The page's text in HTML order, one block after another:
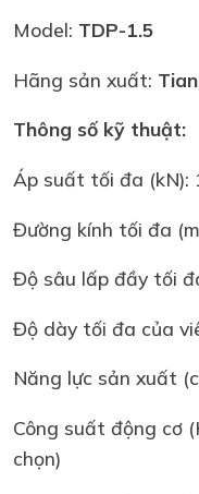
Model: TDP-1.5
Hãng sản xuất:
Thông số kỹ thuật:
Áp suất tối đa (kN):
Đường kính tối đa
Độ sâu lấp đầy tối
Độ dày tối đa của
Năng lực sản xuất
Công suất động cơ
chọn)